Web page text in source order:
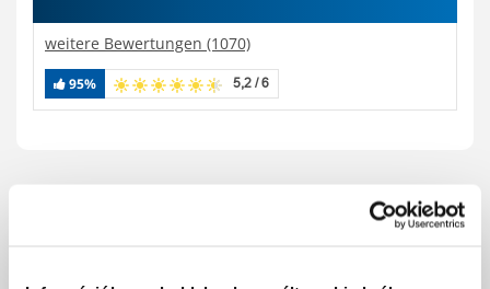
weitere Bewertungen (1070)
95% 5,2 / 6
drucken
Ausstattung & Fakten